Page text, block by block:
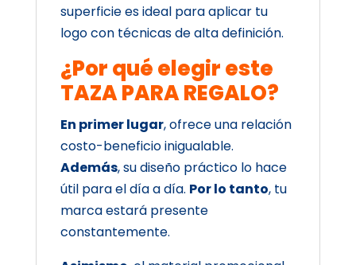
superficie es ideal para aplicar tu
logo con técnicas de alta definición.
¿Por qué elegir este
TAZA PARA REGALO?
En primer lugar, ofrece una relación
costo-beneficio inigualable.
Además, su diseño práctico lo hace
útil para el día a día. Por lo tanto, tu
marca estará presente
constantemente.